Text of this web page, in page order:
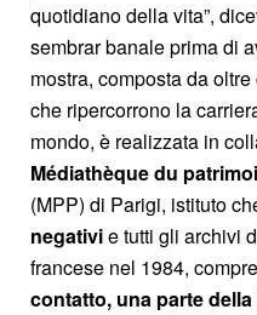
quotidiano della vita”,
sembrar banale prima di
mostra, composta da oltre
che ripercorrono la
mondo, è realizzata in
Médiathèque du
(MPP) di Parigi, istituto
negativie tutti gli archivi
francese nel 1984,
contatto, una parte